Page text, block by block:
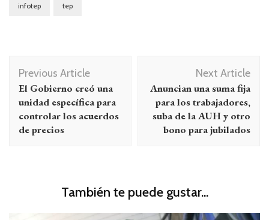
infotep tep
Navegación
de
entradas
Previous Article
El Gobierno creó una
unidad específica para
controlar los acuerdos
de precios
Next Article
Anuncian una suma fija
para los trabajadores,
suba de la AUH y otro
bono para jubilados
También te puede gustar...